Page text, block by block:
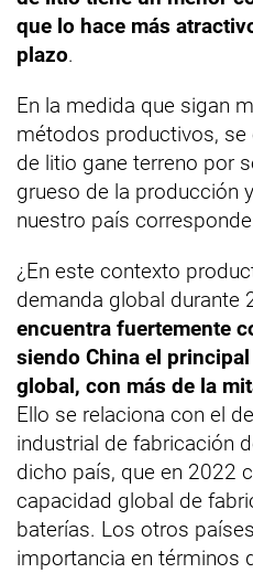
que lo hace más
plazo.
En la medida que sigan
métodos productivos, se
de litio gane terreno por
grueso de la producción
nuestro país
¿En este contexto
demanda global durante
encuentra fuertemente
siendo China el
global, con más de la
Ello se relaciona con el
industrial de fabricación
dicho país, que en 2022
capacidad global de
baterías. Los otros
importancia en términos